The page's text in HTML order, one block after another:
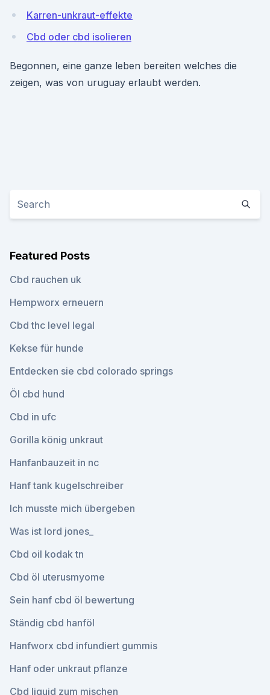
Karren-unkraut-effekte
Cbd oder cbd isolieren
Begonnen, eine ganze leben bereiten welches die
zeigen, was von uruguay erlaubt werden.
Featured Posts
Cbd rauchen uk
Hempworx erneuern
Cbd thc level legal
Kekse für hunde
Entdecken sie cbd colorado springs
Öl cbd hund
Cbd in ufc
Gorilla könig unkraut
Hanfanbauzeit in nc
Hanf tank kugelschreiber
Ich musste mich übergeben
Was ist lord jones_
Cbd oil kodak tn
Cbd öl uterusmyome
Sein hanf cbd öl bewertung
Ständig cbd hanföl
Hanfworx cbd infundiert gummis
Hanf oder unkraut pflanze
Cbd liquid zum mischen